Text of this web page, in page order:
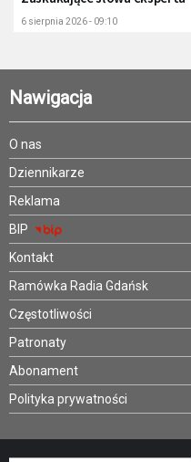
6 sierpnia 2026 - 09:10
Nawigacja
O nas
Dziennikarze
Reklama
BIP
Kontakt
Ramówka Radia Gdańsk
Częstotliwości
Patronaty
Abonament
Polityka prywatności